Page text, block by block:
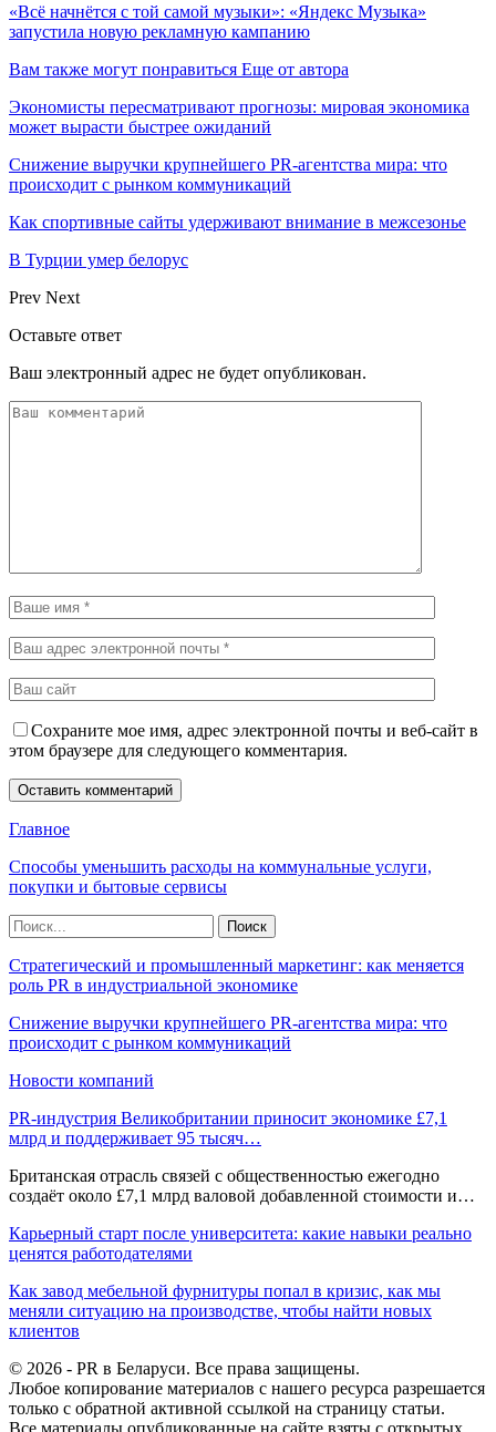
«Всё начнётся с той самой музыки»: «Яндекс Музыка»
запустила новую рекламную кампанию
Вам также могут понравиться Еще от автора
Экономисты пересматривают прогнозы: мировая экономика
может вырасти быстрее ожиданий
Снижение выручки крупнейшего PR-агентства мира: что
происходит с рынком коммуникаций
Как спортивные сайты удерживают внимание в межсезонье
В Турции умер белорус
Prev Next
Оставьте ответ
Ваш электронный адрес не будет опубликован.
Сохраните мое имя, адрес электронной почты и веб-сайт в
этом браузере для следующего комментария.
Главное
Способы уменьшить расходы на коммунальные услуги,
покупки и бытовые сервисы
Стратегический и промышленный маркетинг: как меняется
роль PR в индустриальной экономике
Снижение выручки крупнейшего PR-агентства мира: что
происходит с рынком коммуникаций
Новости компаний
PR-индустрия Великобритании приносит экономике £7,1
млрд и поддерживает 95 тысяч…
Британская отрасль связей с общественностью ежегодно
создаёт около £7,1 млрд валовой добавленной стоимости и…
Карьерный старт после университета: какие навыки реально
ценятся работодателями
Как завод мебельной фурнитуры попал в кризис, как мы
меняли ситуацию на производстве, чтобы найти новых
клиентов
© 2026 - PR в Беларуси. Все права защищены.
Любое копирование материалов с нашего ресурса разрешается
только с обратной активной ссылкой на страницу статьи.
Все материалы опубликованные на сайте взяты с открытых